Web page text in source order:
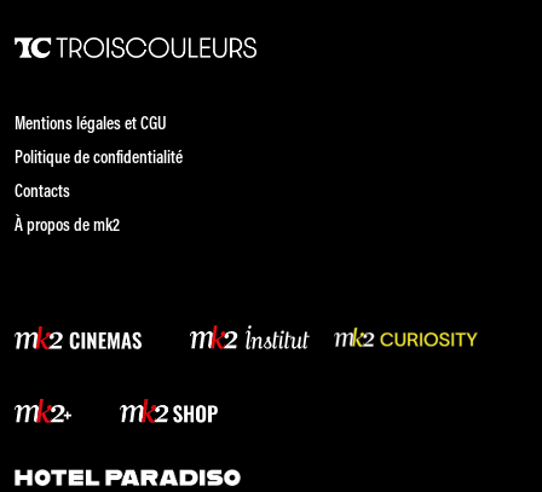
Mentions légales et CGU
Politique de confidentialité
Contacts
À propos de mk2